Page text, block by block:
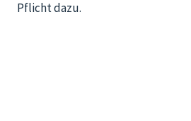
Pflicht dazu.